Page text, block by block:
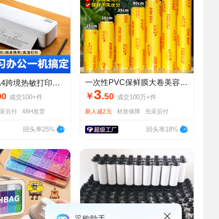
热敏打印机家用小型打印机手机蓝牙标签错题打印家庭便携式
成交100+件
后付 48H发货
回头率25%
一次性PVC保鲜膜大卷美容院商用超市水果家用食品级一件起批发
￥3.50 成交100万+件
新人减2元 材质保障 先采后付
回头率18%